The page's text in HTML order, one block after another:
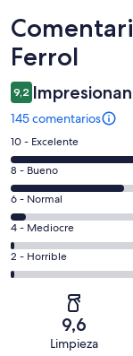
Ferrol
9,2
145 comentarios
93
comentarios
de
un
total
de
145
con
puntuación
10 - Excelente
44
comentarios
de
un
total
de
puntuación
8 - Bueno
6
comentarios
de
un
total
6 - Normal
1
comentarios
de
4 - Mediocre
1
comentarios
2 - Horrible
9,6
Limpieza